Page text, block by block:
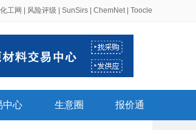
化工网 风险评级 SunSirs ChemNet| Toocle
中心 生意圈 报价通